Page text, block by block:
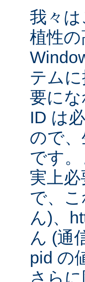
我々
植性
テム
要に
ID は
ので
です
実上
で、
ん)、
ん (通
pid の
さら